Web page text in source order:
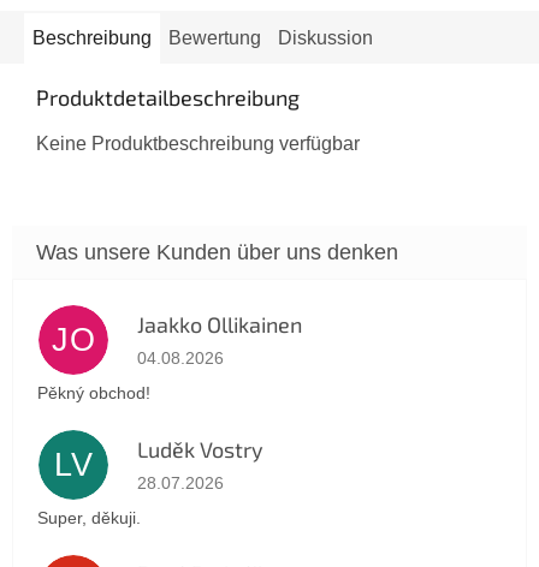
Beschreibung Bewertung Diskussion
Produktdetailbeschreibung
Keine Produktbeschreibung verfügbar
JO Jaakko Ollikainen
Die Shop-Bewertung beträgt 5 von 5 Sternen.
04.08.2026
Pěkný obchod!
LV Luděk Vostry
Die Shop-Bewertung beträgt 5 von 5 Sternen.
28.07.2026
Super, děkuji.